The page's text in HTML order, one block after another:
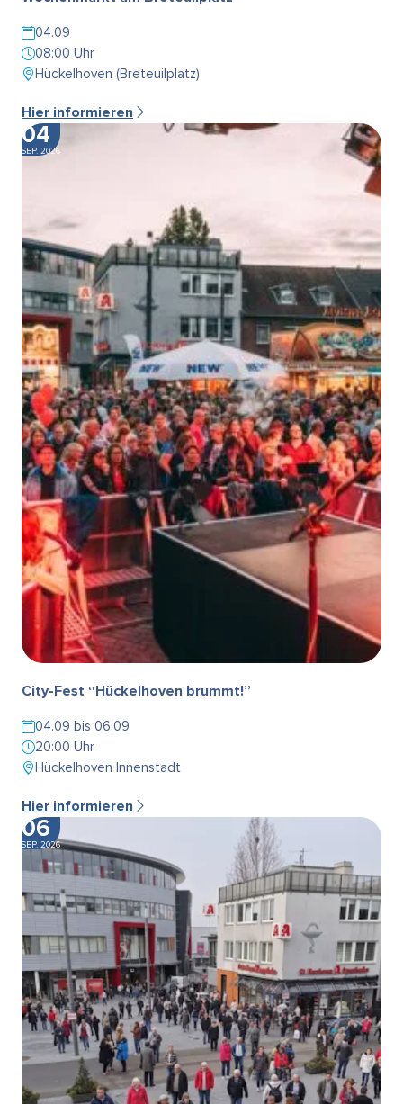
04.09
08:00 Uhr
Hückelhoven (Breteuilplatz)
Hier informieren
04
SEP. 2026
City-Fest “Hückelhoven brummt!”
04.09 bis 06.09
20:00 Uhr
Hückelhoven Innenstadt
Hier informieren
06
SEP. 2026